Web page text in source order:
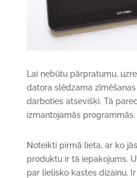
Lai nebūtu pārpratumu,
datora slēdzama
darboties atsevišķi. Tā
izmantojamās programmās.
Noteikti pirmā lieta, ar ko
produktu ir tā iepakojums.
par lielisko kastes dizainu.